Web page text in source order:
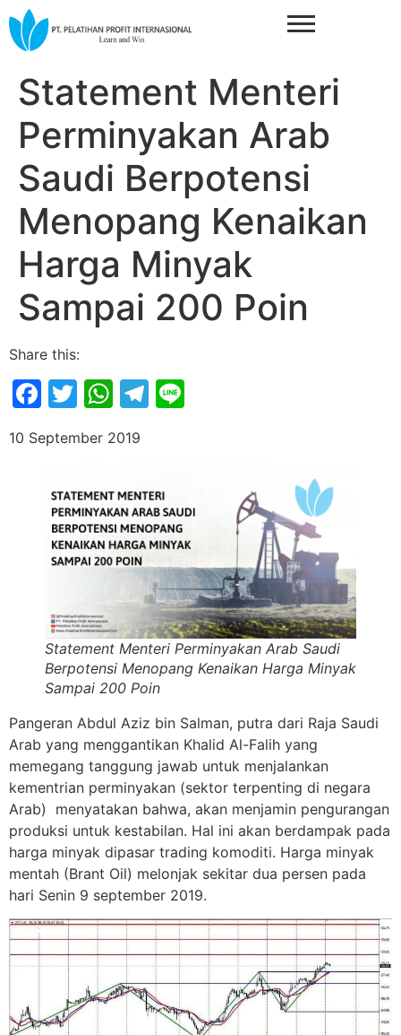
Statement Menteri
Perminyakan Arab
Saudi Berpotensi
Menopang Kenaikan
Harga Minyak
Sampai 200 Poin
Share this:
Facebook
Twitter
WhatsApp
Telegram
10 September 2019
Statement Menteri Perminyakan Arab Saudi
Berpotensi Menopang Kenaikan Harga Minyak
Sampai 200 Poin
Pangeran Abdul Aziz bin Salman, putra dari Raja Saudi
Arab yang menggantikan Khalid Al-Falih yang
memegang tanggung jawab untuk menjalankan
kementrian perminyakan (sektor terpenting di negara
Arab) menyatakan bahwa, akan menjamin pengurangan
produksi untuk kestabilan. Hal ini akan berdampak pada
harga minyak dipasar trading komoditi. Harga minyak
mentah (Brant Oil) melonjak sekitar dua persen pada
hari Senin 9 september 2019.